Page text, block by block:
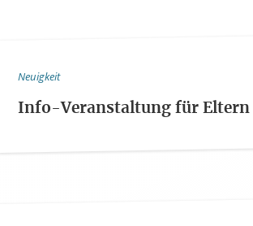
Neuigkeit
Info-Veranstaltung für Eltern